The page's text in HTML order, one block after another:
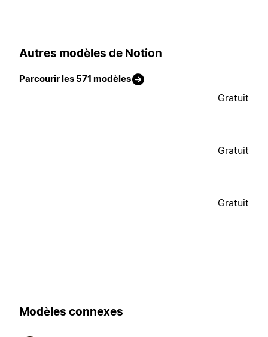
Autres modèles de Notion
Parcourir les 571 modèles
Gratuit
Gratuit
Gratuit
Modèles connexes